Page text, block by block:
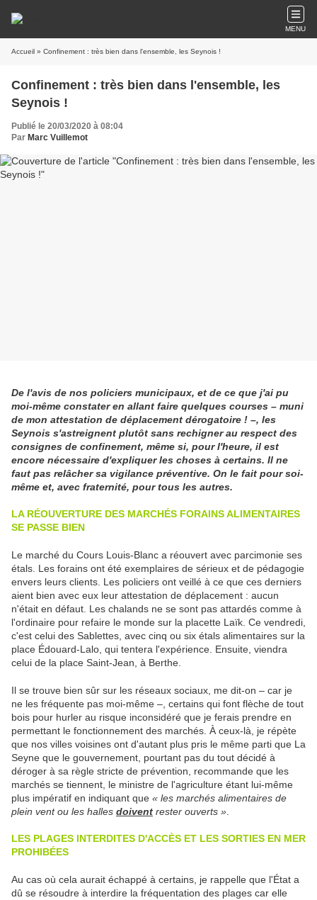
MENU
Accueil » Confinement : très bien dans l'ensemble, les Seynois !
Confinement : très bien dans l'ensemble, les
Seynois !
Publié le 20/03/2020 à 08:04
Par Marc Vuillemot
De l'avis de nos policiers municipaux, et de ce que j'ai pu
moi-même constater en allant faire quelques courses – muni
de mon attestation de déplacement dérogatoire ! –, les
Seynois s'astreignent plutôt sans rechigner au respect des
consignes de confinement, même si, pour l'heure, il est
encore nécessaire d'expliquer les choses à certains. Il ne
faut pas relâcher sa vigilance préventive. On le fait pour soi-
même et, avec fraternité, pour tous les autres.
LA RÉOUVERTURE DES MARCHÉS FORAINS ALIMENTAIRES
SE PASSE BIEN
Le marché du Cours Louis-Blanc a réouvert avec parcimonie ses
étals. Les forains ont été exemplaires de sérieux et de pédagogie
envers leurs clients. Les policiers ont veillé à ce que ces derniers
aient bien avec eux leur attestation de déplacement : aucun
n'était en défaut. Les chalands ne se sont pas attardés comme à
l'ordinaire pour refaire le monde sur la placette Laïk. Ce vendredi,
c'est celui des Sablettes, avec cinq ou six étals alimentaires sur la
place Édouard-Lalo, qui tentera l'expérience. Ensuite, viendra
celui de la place Saint-Jean, à Berthe.
Il se trouve bien sûr sur les réseaux sociaux, me dit-on – car je
ne les fréquente pas moi-même –, certains qui font flèche de tout
bois pour hurler au risque inconsidéré que je ferais prendre en
permettant le fonctionnement des marchés. À ceux-là, je répète
que nos villes voisines ont d'autant plus pris le même parti que La
Seyne que le gouvernement, pourtant pas du tout décidé à
déroger à sa règle stricte de prévention, recommande que les
marchés se tiennent, le ministre de l'agriculture étant lui-même
plus impératif en indiquant que « les marchés alimentaires de
plein vent ou les halles doivent rester ouverts »
LES PLAGES INTERDITES D'ACCÈS ET LES SORTIES EN MER
PROHIBÉES
Au cas où cela aurait échappé à certains, je rappelle que l'État a
dû se résoudre à interdire la fréquentation des plages car elle